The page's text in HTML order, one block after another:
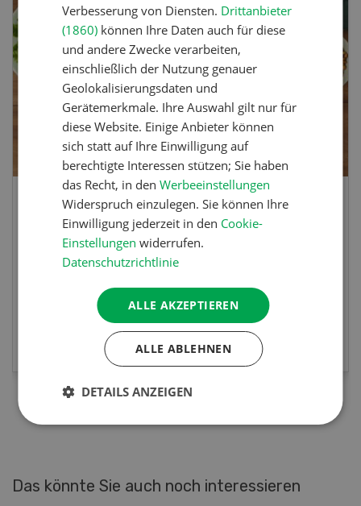
Lupinentätschli
Lupinentätschli mit Lauch, Randen und
MEHR ERFAHREN
Das könnte Sie auch noch interessieren
Verbesserung von Diensten. Drittanbieter
(1860) können Ihre Daten auch für diese
und andere Zwecke verarbeiten,
einschließlich der Nutzung genauer
Geolokalisierungsdaten und
Gerätemerkmale. Ihre Auswahl gilt nur für
diese Website. Einige Anbieter können
sich statt auf Ihre Einwilligung auf
berechtigte Interessen stützen; Sie haben
das Recht, in denWerbeeinstellungen
Widerspruch einzulegen. Sie können Ihre
Einwilligung jederzeit in den Cookie-
Einstellungen widerrufen.
Datenschutzrichtlinie
ALLE AKZEPTIEREN
ALLE ABLEHNEN
DETAILS ANZEIGEN